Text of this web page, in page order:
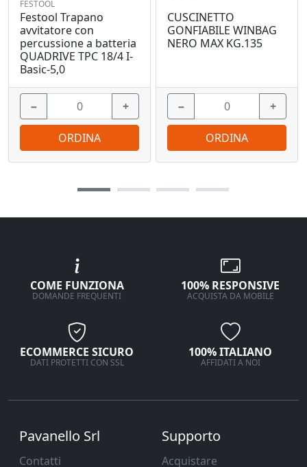
FESTOOL
Festool Trapano
avvitatore con
percussione a batteria
QUADRIVE TPC 18/4 I-
Basic-5,0
− +
ORDINA
CUSCINETTO
GONFIABILE WINBAG
NERO MAX KG.135
− +
ORDINA
COME FUNZIONA
DOMANDE FREQUENTI
100% RESPONSIVE
ACQUISTA DA MOBILE
ECOMMERCE SICURO
DATI PROTETTI CON SSL
100% ITALIANO
AFFIDATI A NOI
Pavanello Srl
Contatti
Supporto
Acquistare